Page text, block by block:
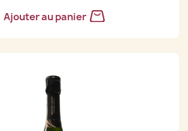
Ajouter au panier